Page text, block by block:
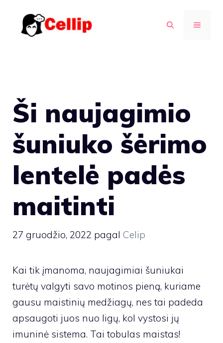
turinio
MENIU
Ši naujagimio
šuniuko šėrimo
lentelė padės
maitinti
27 gruodžio, 2022 pagal Celip
Kai tik įmanoma, naujagimiai šuniukai
turėtų valgyti savo motinos pieną, kuriame
gausu maistinių medžiagų, nes tai padeda
apsaugoti juos nuo ligų, kol vystosi jų
imuninė sistema. Tai tobulas maistas!